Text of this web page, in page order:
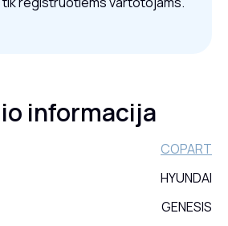
informacija
COPART
HYUNDAI
GENESIS